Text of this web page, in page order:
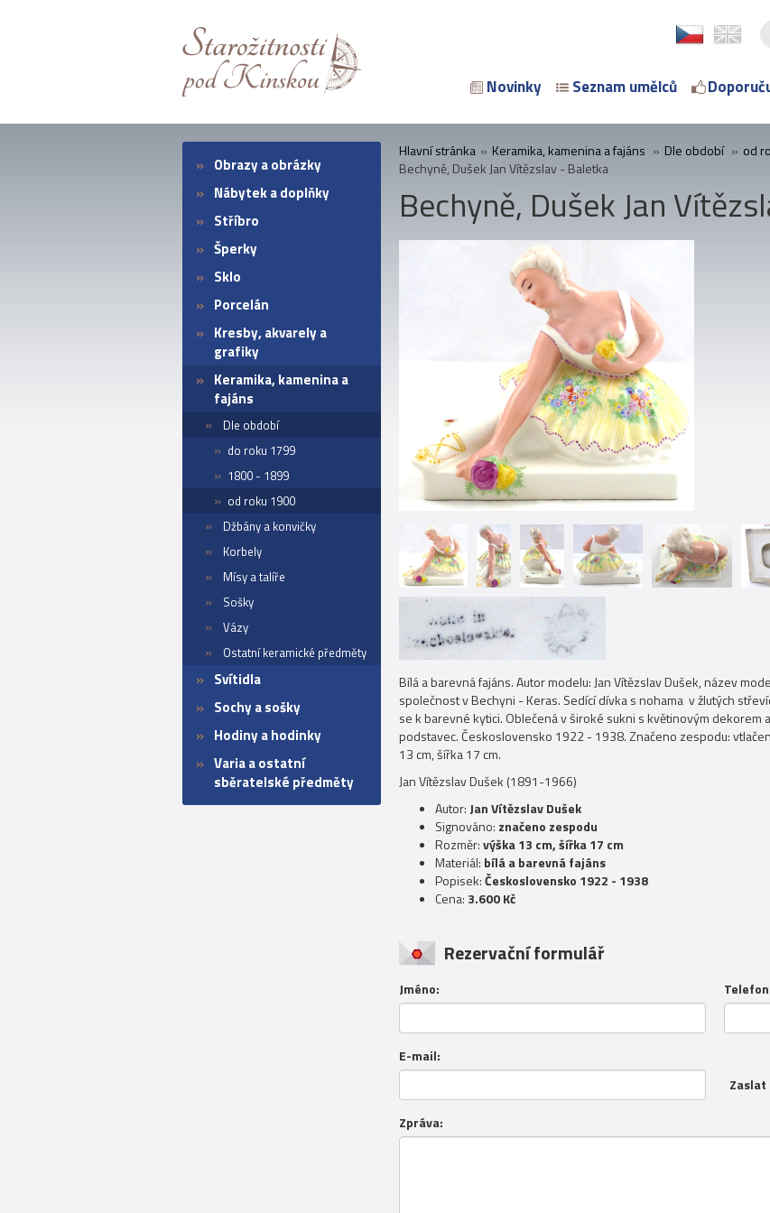
Novinky Seznam umělců
Obrazy a obrázky
Nábytek a doplňky
Stříbro
Šperky
Sklo
Porcelán
Kresby, akvarely a
grafiky
Keramika, kamenina a
fajáns
Dle období
do roku 1799
1800 - 1899
od roku 1900
Džbány a konvičky
Korbely
Mísy a talíře
Sošky
Vázy
Ostatní keramické předměty
Svítidla
Sochy a sošky
Hodiny a hodinky
Varia a ostatní
sběratelské předměty
Hlavní stránka » Keramika, kamenina a fajáns » Dle období » od
Bechyně, Dušek Jan Vítězslav - Baletka
Bechyně, Dušek Jan
Bílá a barevná fajáns. Autor modelu: Jan Vítězslav Dušek, název
společnost v Bechyni - Keras. Sedící dívka s nohama v žlutých
se k barevné kytici. Oblečená v široké sukni s květinovým dekorem
podstavec. Československo 1922 - 1938. Značeno zespodu:
13 cm, šířka 17 cm.
Jan Vítězslav Dušek (1891-1966)
Autor: Jan Vítězslav Dušek
Signováno: značeno zespodu
Rozměr:výška 13 cm, šířka 17 cm
Materiál: bílá a barevná fajáns
Popisek:Československo 1922 - 1938
Cena: 3.600 Kč
Rezervační formulář
Jméno:
E-mail:
Zaslat
Zpráva: